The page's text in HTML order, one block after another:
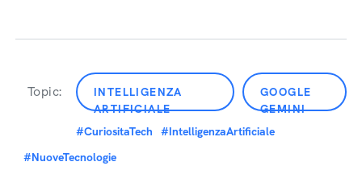
Topic:
INTELLIGENZA
ARTIFICIALE
GOOGLE
GEMINI
#CuriositaTech
#IntelligenzaArtificiale
#NuoveTecnologie